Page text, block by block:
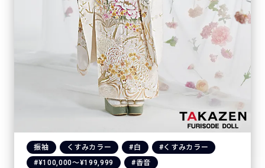
振袖 くすみカラー #白
#くすみカラー
#¥100,000〜¥199,999
#香音